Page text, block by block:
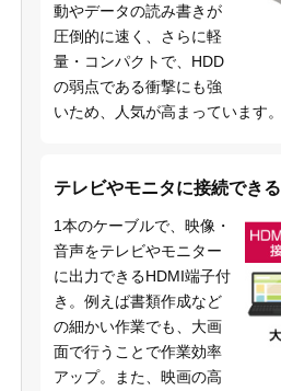
動やデータの読み書きが
圧倒的に速く、さらに軽
量・コンパクトで、HDD
の弱点である衝撃にも強
いため、人気が高まっています。
テレビやモニタに接続できる
1本のケーブルで、映像・
音声をテレビやモニター
に出力できるHDMI端子付
き。例えば書類作成など
の細かい作業でも、大画
面で行うことで作業効率
アップ。また、映画の高